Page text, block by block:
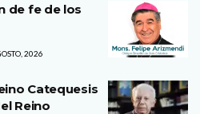
de fe de los
2026
Catequesis
Reino